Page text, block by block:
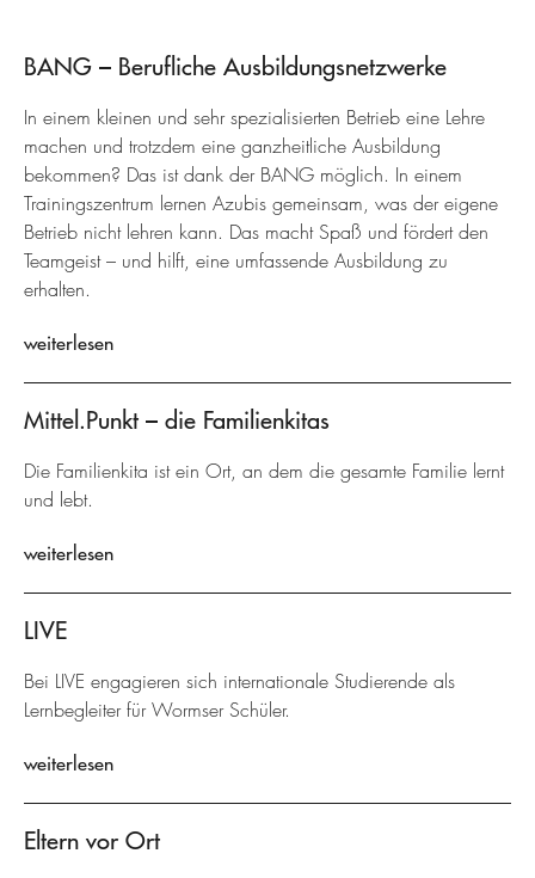
BANG – Berufliche Ausbildungsnetzwerke
In einem kleinen und sehr spezialisierten Betrieb eine Lehre
machen und trotzdem eine ganzheitliche Ausbildung
bekommen? Das ist dank der BANG möglich. In einem
Trainingszentrum lernen Azubis gemeinsam, was der eigene
Betrieb nicht lehren kann. Das macht Spaß und fördert den
Teamgeist – und hilft, eine umfassende Ausbildung zu
erhalten.
weiterlesen
Mittel.Punkt – die Familienkitas
Die Familienkita ist ein Ort, an dem die gesamte Familie lernt
und lebt.
weiterlesen
LIVE
Bei LIVE engagieren sich internationale Studierende als
Lernbegleiter für Wormser Schüler.
weiterlesen
Eltern vor Ort